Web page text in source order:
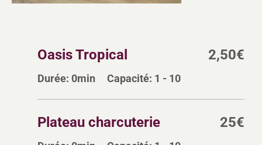
Oasis Tropical 2,50€
Durée: 0min Capacité: 1 - 10
Plateau charcuterie 25€